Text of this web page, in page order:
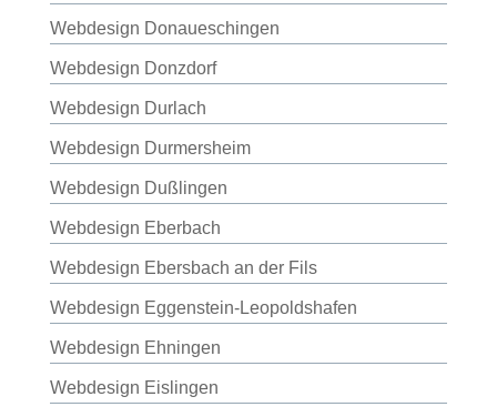
Webdesign Donaueschingen
Webdesign Donzdorf
Webdesign Durlach
Webdesign Durmersheim
Webdesign Dußlingen
Webdesign Eberbach
Webdesign Ebersbach an der Fils
Webdesign Eggenstein-Leopoldshafen
Webdesign Ehningen
Webdesign Eislingen